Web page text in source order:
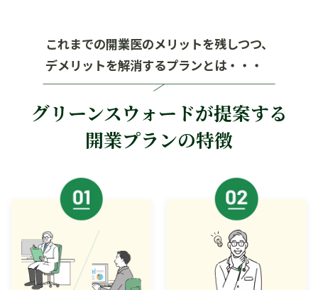
これまでの開業医のメリットを残しつつ、
デメリットを解消するプランとは・・・
グリーンスウォードが提案する
開業プランの特徴